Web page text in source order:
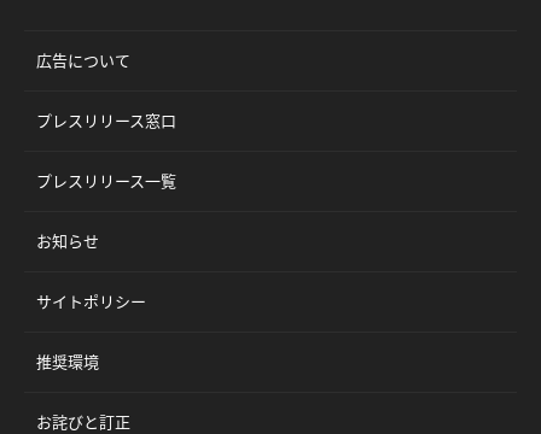
広告について
プレスリリース窓口
プレスリリース一覧
お知らせ
サイトポリシー
推奨環境
お詫びと訂正